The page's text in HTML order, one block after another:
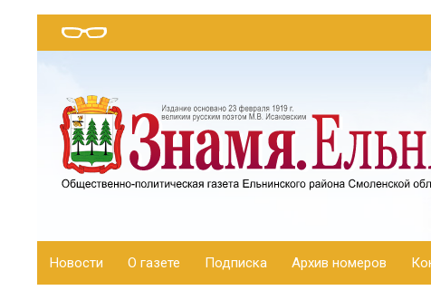
Новости О газете Подписка Архив номеров